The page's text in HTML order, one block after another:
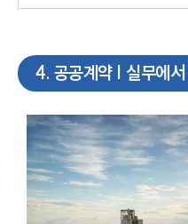
4. 공공계약 | 실무에